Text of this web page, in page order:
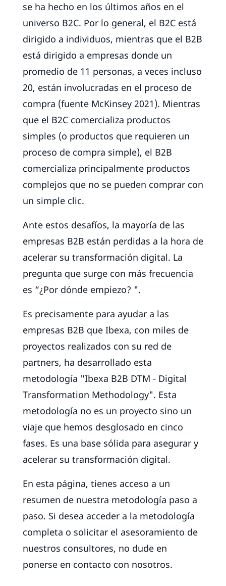
se ha hecho en los últimos años en el
universo B2C. Por lo general, el B2C está
dirigido a individuos, mientras que el B2B
está dirigido a empresas donde un
promedio de 11 personas, a veces incluso
20, están involucradas en el proceso de
compra (fuente McKinsey 2021). Mientras
que el B2C comercializa productos
simples (o productos que requieren un
proceso de compra simple), el B2B
comercializa principalmente productos
complejos que no se pueden comprar con
un simple clic.
Ante estos desafíos, la mayoría de las
empresas B2B están perdidas a la hora de
acelerar su transformación digital. La
pregunta que surge con más frecuencia
es “¿Por dónde empiezo? ".
Es precisamente para ayudar a las
empresas B2B que Ibexa, con miles de
proyectos realizados con su red de
partners, ha desarrollado esta
metodología "Ibexa B2B DTM - Digital
Transformation Methodology". Esta
metodología no es un proyecto sino un
viaje que hemos desglosado en cinco
fases. Es una base sólida para asegurar y
acelerar su transformación digital.
En esta página, tienes acceso a un
resumen de nuestra metodología paso a
paso. Si desea acceder a la metodología
completa o solicitar el asesoramiento de
nuestros consultores, no dude en
ponerse en contacto con nosotros.